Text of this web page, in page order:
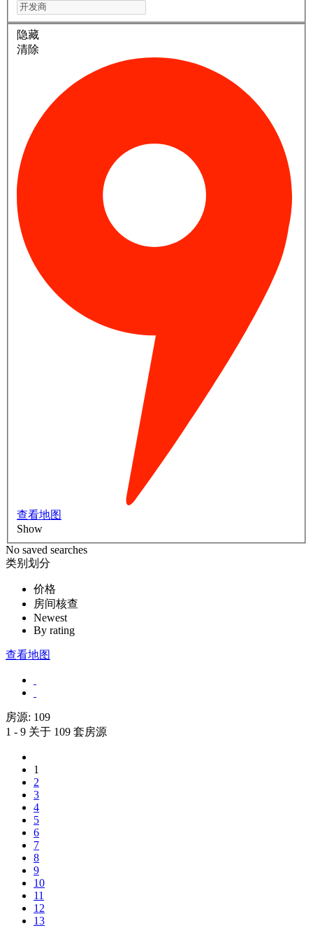
隐藏
清除
查看地图
Show
No saved searches
类别划分
价格
房间核查
Newest
By rating
查看地图
房源: 109
1 - 9 关于 109 套房源
1
2
3
4
5
6
7
8
9
10
11
12
13